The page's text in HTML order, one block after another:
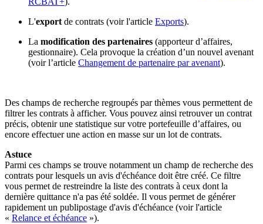
L'export de contrats (voir l'article Exports).
La modification des partenaires (apporteur d’affaires,
gestionnaire). Cela provoque la création d’un nouvel avenant
(voir l’article Changement de partenaire par avenant).
Des champs de recherche regroupés par thèmes vous permettent de
filtrer les contrats à afficher. Vous pouvez ainsi retrouver un contrat
précis, obtenir une statistique sur votre portefeuille d’affaires, ou
encore effectuer une action en masse sur un lot de contrats.
Astuce
Parmi ces champs se trouve notamment un champ de recherche des
contrats pour lesquels un avis d'échéance doit être créé. Ce filtre
vous permet de restreindre la liste des contrats à ceux dont la
dernière quittance n'a pas été soldée. Il vous permet de générer
rapidement un publipostage d'avis d'échéance (voir l'article
« Relance et échéance »).